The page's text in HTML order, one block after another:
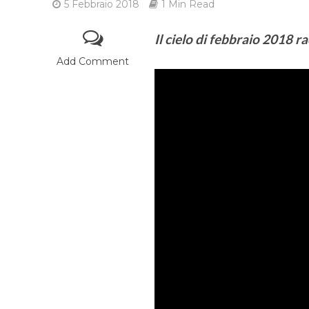
5 Febbraio 2018 1 Min Read
Add Comment
Il cielo di febbraio 2018